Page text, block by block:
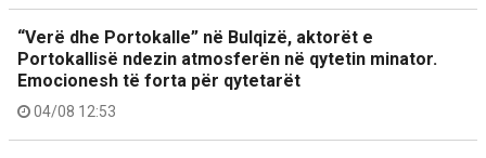
“Verë dhe Portokalle” në Bulqizë, aktorët e
Portokallisë ndezin atmosferën në qytetin minator.
Emocionesh të forta për qytetarët
04/08 12:53